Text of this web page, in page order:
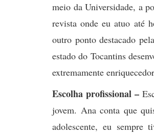
meio da Universidade, a
revista onde eu atuo até
outro ponto destacado
estado do Tocantins
extremamente
Escolha profissional –
jovem. Ana conta que
adolescente, eu sempre